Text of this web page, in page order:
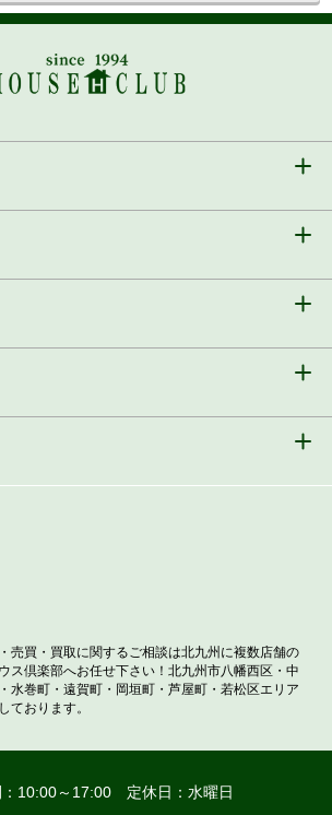
売買・買取に関するご相談は北九州に複数店舗の
ス倶楽部へお任せ下さい！北九州市八幡西区・中
水巻町・遠賀町・岡垣町・芦屋町・若松区エリア
ております。
：10:00～17:00 定休日：水曜日